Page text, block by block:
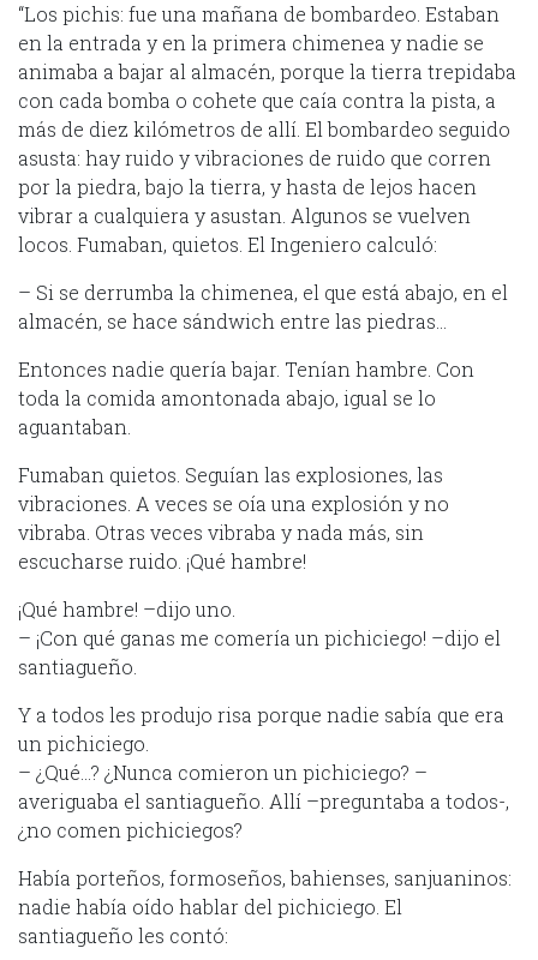
“Los pichis: fue una mañana de bombardeo. Estaban
en la entrada y en la primera chimenea y nadie se
animaba a bajar al almacén, porque la tierra trepidaba
con cada bomba o cohete que caía contra la pista, a
más de diez kilómetros de allí. El bombardeo seguido
asusta: hay ruido y vibraciones de ruido que corren
por la piedra, bajo la tierra, y hasta de lejos hacen
vibrar a cualquiera y asustan. Algunos se vuelven
locos. Fumaban, quietos. El Ingeniero calculó:
– Si se derrumba la chimenea, el que está abajo, en el
almacén, se hace sándwich entre las piedras…
Entonces nadie quería bajar. Tenían hambre. Con
toda la comida amontonada abajo, igual se lo
aguantaban.
Fumaban quietos. Seguían las explosiones, las
vibraciones. A veces se oía una explosión y no
vibraba. Otras veces vibraba y nada más, sin
escucharse ruido. ¡Qué hambre!
¡Qué hambre! –dijo uno.
– ¡Con qué ganas me comería un pichiciego! –dijo el
santiagueño.
Y a todos les produjo risa porque nadie sabía que era
un pichiciego.
– ¿Qué…? ¿Nunca comieron un pichiciego? –
averiguaba el santiagueño. Allí –preguntaba a todos-,
¿no comen pichiciegos?
Había porteños, formoseños, bahienses, sanjuaninos:
nadie había oído hablar del pichiciego. El
santiagueño les contó: